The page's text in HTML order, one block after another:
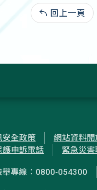
回上一頁
安全政策 網站資料開
申訴電話
緊急災
舉專線：0800-054300